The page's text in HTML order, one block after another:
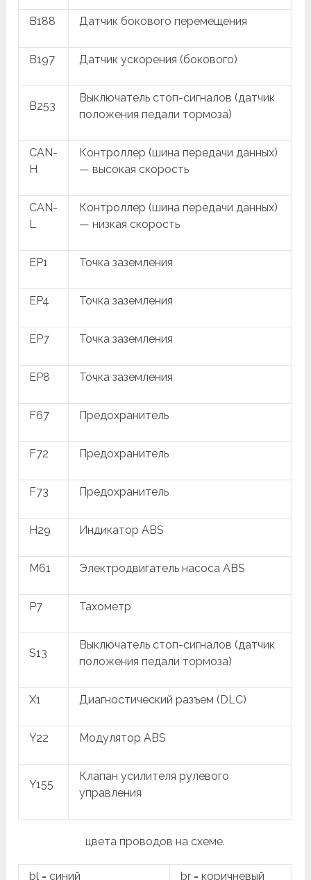
B188 Датчик бокового перемещения
B197 Датчик ускорения (бокового)
B253
Выключатель стоп-сигналов (датчик
положения педали тормоза)
CAN-
H
Контроллер (шина передачи данных)
— высокая скорость
CAN-
L
Контроллер (шина передачи данных)
— низкая скорость
EP1 Точка заземления
EP4 Точка заземления
EP7 Точка заземления
EP8 Точка заземления
F67 Предохранитель
F72 Предохранитель
F73 Предохранитель
H29 Индикатор ABS
M61 Электродвигатель насоса ABS
P7 Тахометр
S13
Выключатель стоп-сигналов (датчик
положения педали тормоза)
X1 Диагностический разъем (DLC)
Y22 Модулятор ABS
Y155
Клапан усилителя рулевого
управления
цвета проводов на схеме.
bl = синий br = коричневый